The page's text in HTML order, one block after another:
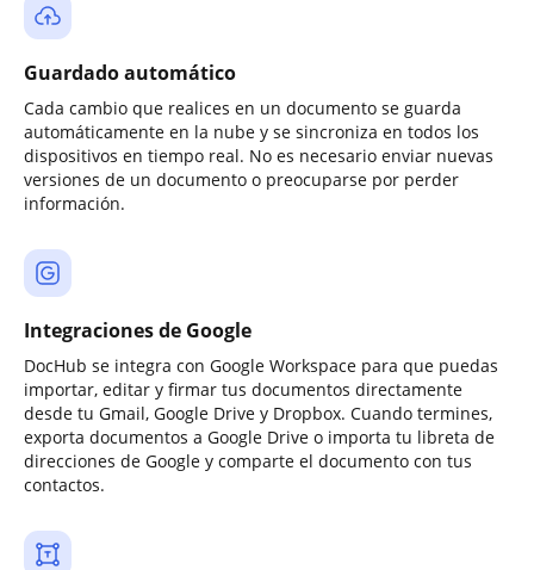
Guardado automático
Cada cambio que realices en un documento se guarda
automáticamente en la nube y se sincroniza en todos los
dispositivos en tiempo real. No es necesario enviar nuevas
versiones de un documento o preocuparse por perder
información.
Integraciones de Google
DocHub se integra con Google Workspace para que puedas
importar, editar y firmar tus documentos directamente
desde tu Gmail, Google Drive y Dropbox. Cuando termines,
exporta documentos a Google Drive o importa tu libreta de
direcciones de Google y comparte el documento con tus
contactos.